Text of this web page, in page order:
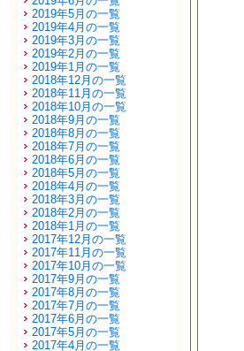
2019年5月の一覧
2019年4月の一覧
2019年3月の一覧
2019年2月の一覧
2019年1月の一覧
2018年12月の一覧
2018年11月の一覧
2018年10月の一覧
2018年9月の一覧
2018年8月の一覧
2018年7月の一覧
2018年6月の一覧
2018年5月の一覧
2018年4月の一覧
2018年3月の一覧
2018年2月の一覧
2018年1月の一覧
2017年12月の一覧
2017年11月の一覧
2017年10月の一覧
2017年9月の一覧
2017年8月の一覧
2017年7月の一覧
2017年6月の一覧
2017年5月の一覧
2017年4月の一覧